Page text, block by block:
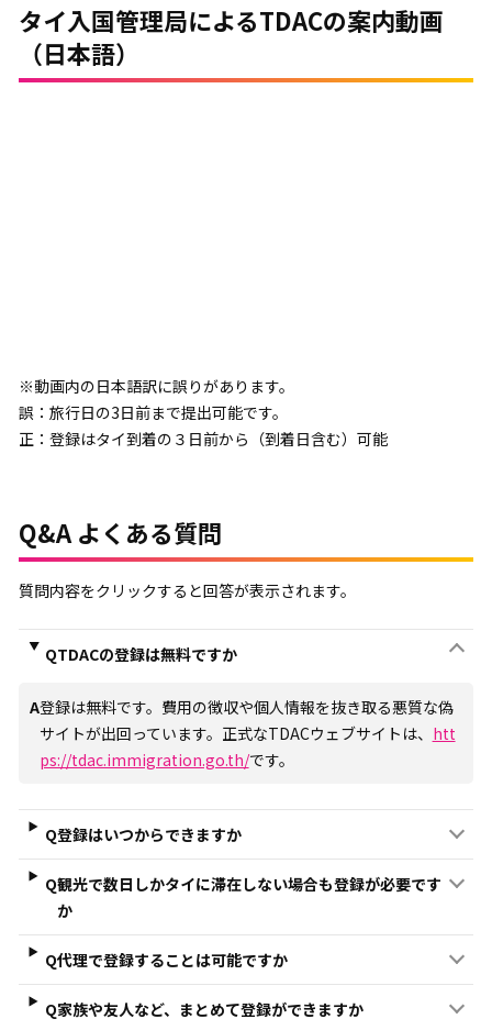
タイ入国管理局によるTDACの案内動画
（日本語）
※動画内の日本語訳に誤りがあります。
誤：旅行日の3日前まで提出可能です。
正：登録はタイ到着の３日前から（到着日含む）可能
Q&A よくある質問
質問内容をクリックすると回答が表示されます。
QTDACの登録は無料ですか
A登録は無料です。費用の徴収や個人情報を抜き取る悪質な偽
サイトが出回っています。正式なTDACウェブサイトは、 htt
ps://tdac.immigration.go.th/です。
Q登録はいつからできますか
Q観光で数日しかタイに滞在しない場合も登録が必要です
か
Q代理で登録することは可能ですか
Q家族や友人など、まとめて登録ができますか